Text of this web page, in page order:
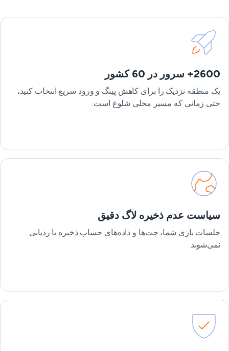
2600+ سرور در 60 کشور
یک منطقه نزدیک را برای کاهش پینگ و ورود سریع انتخاب کنید،
حتی زمانی که مسیر محلی شلوغ است.
سیاست عدم ذخیره لاگ دقیق
جلسات بازی شما، چت‌ها و داده‌های حساب ذخیره یا ردیابی
نمی‌شوند.